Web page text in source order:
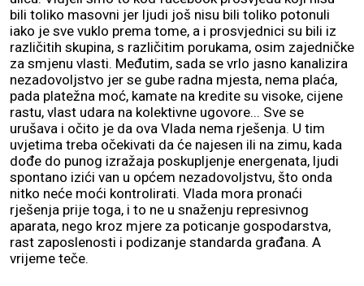
bili toliko masovni jer ljudi još nisu bili toliko potonuli
iako je sve vuklo prema tome, a i prosvjednici su bili iz
različitih skupina, s različitim porukama, osim zajedničke
za smjenu vlasti. Međutim, sada se vrlo jasno kanalizira
nezadovoljstvo jer se gube radna mjesta, nema plaća,
pada platežna moć, kamate na kredite su visoke, cijene
rastu, vlast udara na kolektivne ugovore... Sve se
urušava i očito je da ova Vlada nema rješenja. U tim
uvjetima treba očekivati da će najesen ili na zimu, kada
dođe do punog izražaja poskupljenje energenata, ljudi
spontano izići van u općem nezadovoljstvu, što onda
nitko neće moći kontrolirati. Vlada mora pronaći
rješenja prije toga, i to ne u snaženju represivnog
aparata, nego kroz mjere za poticanje gospodarstva,
rast zaposlenosti i podizanje standarda građana. A
vrijeme teče.